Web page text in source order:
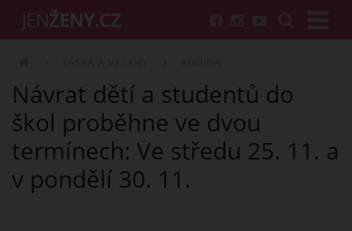
Návrat dětí a studentů do
škol proběhne ve dvou
termínech: Ve středu 25. 11. a
v pondělí 30. 11.